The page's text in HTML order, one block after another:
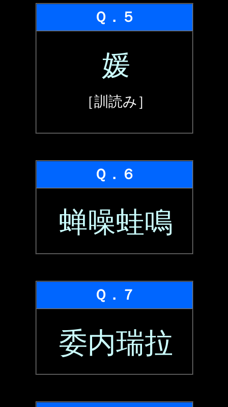
Ｑ．５
媛
［訓読み］
Ｑ．６
蝉噪蛙鳴
Ｑ．７
委内瑞拉